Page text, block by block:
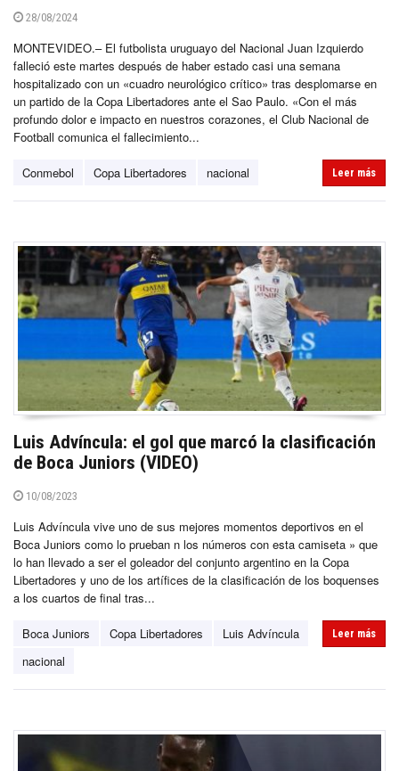
28/08/2024
MONTEVIDEO.– El futbolista uruguayo del Nacional Juan Izquierdo
falleció este martes después de haber estado casi una semana
hospitalizado con un «cuadro neurológico crítico» tras desplomarse en
un partido de la Copa Libertadores ante el Sao Paulo. «Con el más
profundo dolor e impacto en nuestros corazones, el Club Nacional de
Football comunica el fallecimiento...
Conmebol Copa Libertadores nacional Leer más
Luis Advíncula: el gol que marcó la clasificación
de Boca Juniors (VIDEO)
10/08/2023
Luis Advíncula vive uno de sus mejores momentos deportivos en el
Boca Juniors como lo prueban n los números con esta camiseta » que
lo han llevado a ser el goleador del conjunto argentino en la Copa
Libertadores y uno de los artífices de la clasificación de los boquenses
a los cuartos de final tras...
Boca Juniors Copa Libertadores
Luis Advíncula
nacional
Leer más